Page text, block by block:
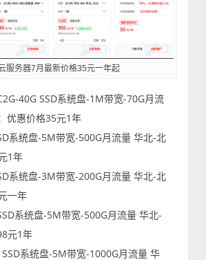
服务器7月最新价格35元一年起
40G SSD系统盘-1M带宽-70G月流
优惠价格35元1年
系统盘-5M带宽-500G月流量 华北-北
1年
系统盘-3M带宽-200G月流量 华北-北
一年
系统盘-5M带宽-500G月流量 华北-
元1年
系统盘-5M带宽-1000G月流量 华